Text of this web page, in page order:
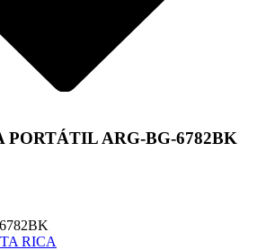
ARG-BG-6782BK
RICA